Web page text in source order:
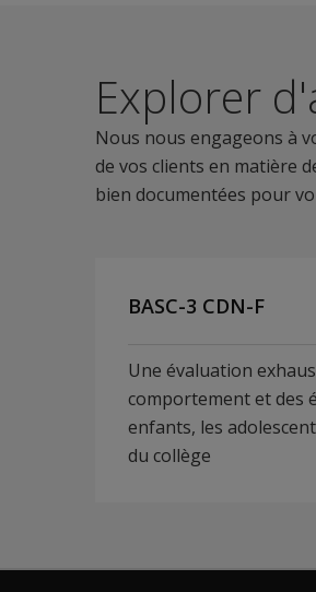
Explorer
Nous nous engageons à
de vos clients en matière
bien documentées pour
BASC-3 CDN-F
Une évaluation
comportement et des
enfants, les
du collège